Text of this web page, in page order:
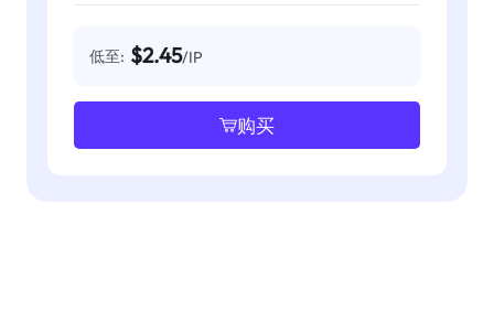
低至: $2.45/IP
购买